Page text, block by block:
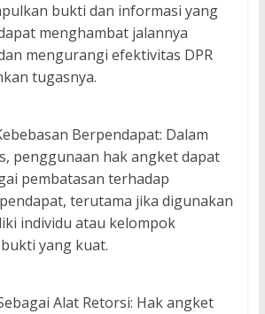
bukti dan informasi yang
menghambat jalannya
mengurangi efektivitas DPR
tugasnya.
Berpendapat: Dalam
penggunaan hak angket dapat
pembatasan terhadap
terutama jika digunakan
individu atau kelompok
yang kuat.
Alat Retorsi: Hak angket